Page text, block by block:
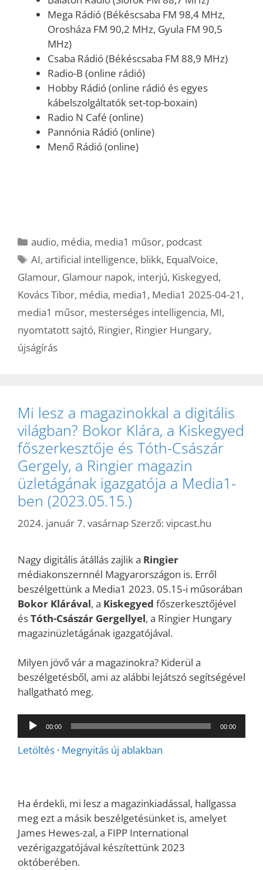
Mega Rádió (Békéscsaba FM 98,4 MHz,
Orosháza FM 90,2 MHz, Gyula FM 90,5
MHz)
Csaba Rádió (Békéscsaba FM 88,9 MHz)
Radio-B (online rádió)
Hobby Rádió (online rádió és egyes
kábelszolgáltatók set-top-boxain)
Radio N Café (online)
Pannónia Rádió (online)
Menő Rádió (online)
Kategória
audio, média, media1 műsor, podcast
Címkék
AI,artificial intelligence, blikk, EqualVoice,
Glamour, Glamour napok, interjú, Kiskegyed,
Kovács Tibor, média, media1 , Media1 2025-04-21 ,
media1 műsor, mesterséges intelligencia, MI,
nyomtatott sajtó, Ringier, Ringier Hungary,
újságírás
Mi lesz a magazinokkal a digitális
világban? Bokor Klára, a Kiskegyed
főszerkesztője és Tóth-Császár
Gergely, a Ringier magazin
üzletágának igazgatója a Media1-
ben (2023.05.15.)
2024. január 7. vasárnap Szerző: vipcast.hu
Nagy digitális átállás zajlik a Ringier
médiakonszernnél Magyarországon is. Erről
beszélgettünk a Media1 2023. 05.15-i műsorában
Bokor Klárával, a Kiskegyed főszerkesztőjével
ésTóth-Császár Gergellyel, a Ringier Hungary
magazinüzletágának igazgatójával.
Milyen jövő vár a magazinokra? Kiderül a
beszélgetésből, ami az alábbi lejátszó segítségével
hallgatható meg.
Audió
lejátszó
00:00 00:00
Letöltés · Megnyitás új ablakban
Ha érdekli, mi lesz a magazinkiadással, hallgassa
meg ezt a másik beszélgetésünket is, amelyet
James Hewes-zal, a FIPP International
vezérigazgatójával készítettünk 2023
októberében.